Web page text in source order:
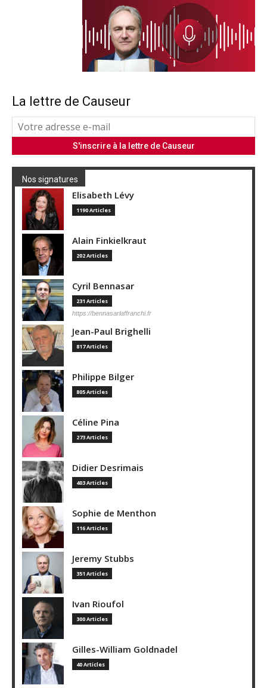
La lettre de Causeur
Nos signatures
Elisabeth Lévy
1190 Articles
Alain Finkielkraut
202 Articles
Cyril Bennasar
231 Articles
https://bennasarlaffranchi.fr
Jean-Paul Brighelli
817 Articles
Philippe Bilger
805 Articles
Céline Pina
273 Articles
Didier Desrimais
403 Articles
Sophie de Menthon
116 Articles
Jeremy Stubbs
351 Articles
Ivan Rioufol
300 Articles
Gilles-William Goldnadel
40 Articles